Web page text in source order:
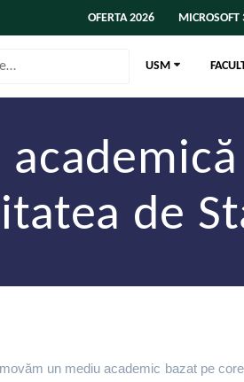
OFERTA 2026 MICROSOFT
USM
de
un mediu academic bazat pe